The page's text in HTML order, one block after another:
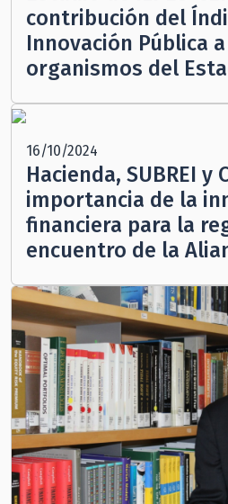
contribución del
Innovación Pública
organismos del
16/10/2024
Hacienda, SUBREI y
importancia de la
financiera para la
encuentro de la